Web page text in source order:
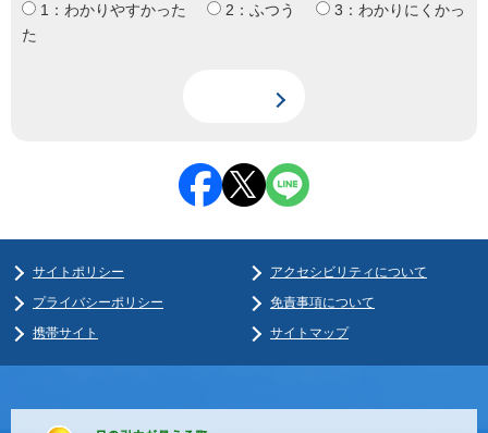
1：わかりやすかった
2：ふつう
3：わかりにくかっ
た
サイトポリシー
アクセシビリティについて
プライバシーポリシー
免責事項について
携帯サイト
サイトマップ